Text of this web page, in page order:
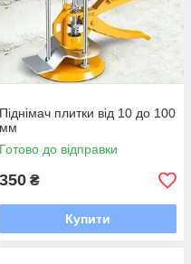
Піднімач плитки від 10 до 100
мм
Готово до відправки
350 ₴
Купити